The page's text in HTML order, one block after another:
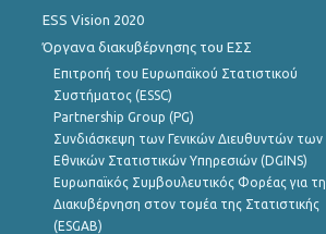
ESS Vision 2020
Όργανα διακυβέρνησης του ΕΣΣ
Επιτροπή του Ευρωπαϊκού Στατιστικού
Συστήματος (ESSC)
Partnership Group (PG)
Συνδιάσκεψη των Γενικών Διευθυντών των
Εθνικών Στατιστικών Υπηρεσιών (DGINS)
Ευρωπαϊκός Συμβουλευτικός Φορέας για τη
Διακυβέρνηση στον τομέα της Στατιστικής
(ESGAB)